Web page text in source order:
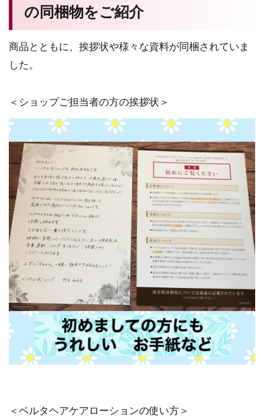
の同梱物をご紹介
商品とともに、挨拶状や様々な資料が同梱されていま
した。
＜ショップご担当者の方の挨拶状＞
＜ベルタヘアケアローションの使い方＞